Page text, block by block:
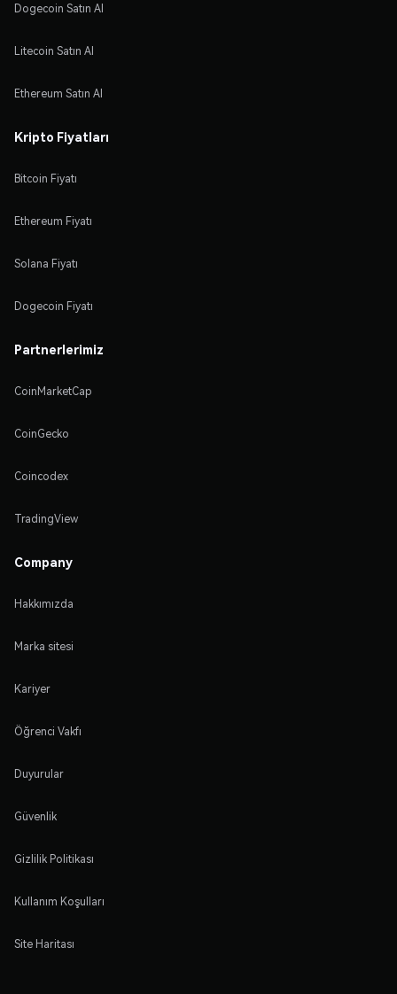
Dogecoin Satın Al
Litecoin Satın Al
Ethereum Satın Al
Kripto Fiyatları
Bitcoin Fiyatı
Ethereum Fiyatı
Solana Fiyatı
Dogecoin Fiyatı
Partnerlerimiz
CoinMarketCap
CoinGecko
Coincodex
TradingView
Company
Hakkımızda
Marka sitesi
Kariyer
Öğrenci Vakfı
Duyurular
Güvenlik
Gizlilik Politikası
Kullanım Koşulları
Site Haritası